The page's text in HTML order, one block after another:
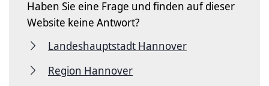
Haben Sie eine Frage und finden auf dieser
Website keine Antwort?
Landeshauptstadt Hannover
Region Hannover